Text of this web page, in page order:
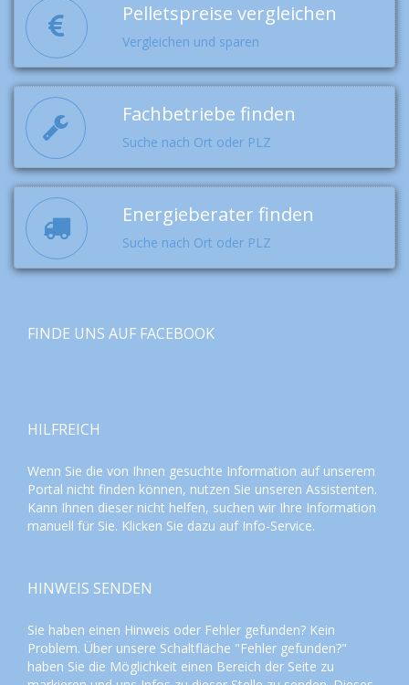
Pelletspreise vergleichen
Vergleichen und sparen
Fachbetriebe finden
Suche nach Ort oder PLZ
Energieberater finden
Suche nach Ort oder PLZ
FINDE UNS AUF FACEBOOK
HILFREICH
Wenn Sie die von Ihnen gesuchte Information auf unserem
Portal nicht finden können, nutzen Sie unseren Assistenten.
Kann Ihnen dieser nicht helfen, suchen wir Ihre Information
manuell für Sie. Klicken Sie dazu auf Info-Service.
HINWEIS SENDEN
Sie haben einen Hinweis oder Fehler gefunden? Kein
Problem. Über unsere Schaltfläche "Fehler gefunden?"
haben Sie die Möglichkeit einen Bereich der Seite zu